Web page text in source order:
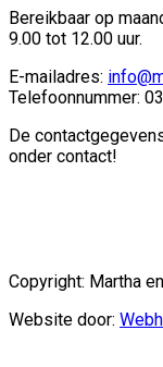
Bereikbaar op
9.00 tot 12.00 uur.
E-mailadres:
Telefoonnummer:
De
onder contact!
Copyright: Martha
Website door: